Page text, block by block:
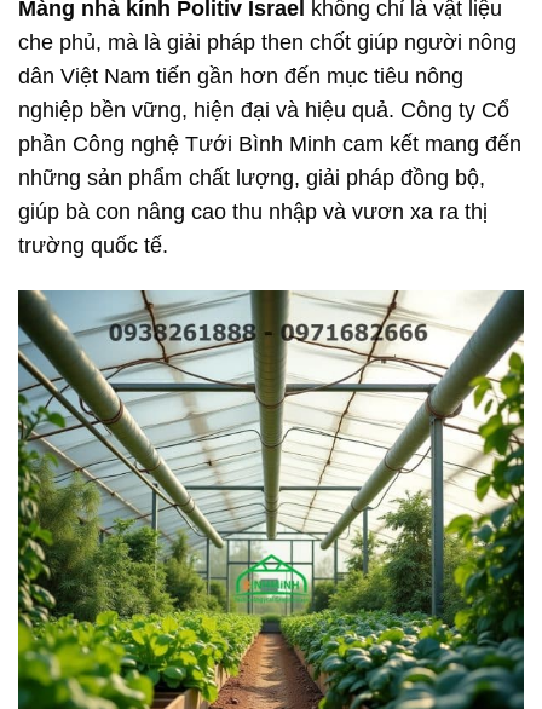
Màng nhà kính Politiv Israel không chỉ là vật liệu
che phủ, mà là giải pháp then chốt giúp người nông
dân Việt Nam tiến gần hơn đến mục tiêu nông
nghiệp bền vững, hiện đại và hiệu quả. Công ty Cổ
phần Công nghệ Tưới Bình Minh cam kết mang đến
những sản phẩm chất lượng, giải pháp đồng bộ,
giúp bà con nâng cao thu nhập và vươn xa ra thị
trường quốc tế.